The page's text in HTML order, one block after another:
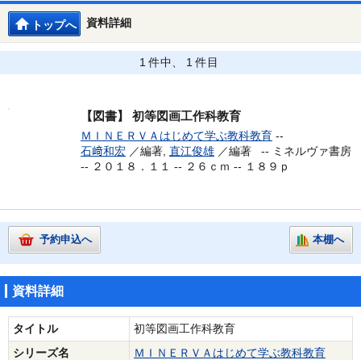
資料詳細
トップへ
1 件中、 1 件目
【図書】 初等図画工作科教育
ＭＩＮＥＲＶＡはじめて学ぶ教科教育 --
石﨑和宏 ／編著, 直江俊雄 ／編著 -- ミネルヴァ書房
-- ２０１８．１１ -- ２６ｃｍ -- １８９ｐ
予約申込へ 本棚へ
資料詳細
タイトル
初等図画工作科教育
シリーズ名
ＭＩＮＥＲＶＡはじめて学ぶ教科教育